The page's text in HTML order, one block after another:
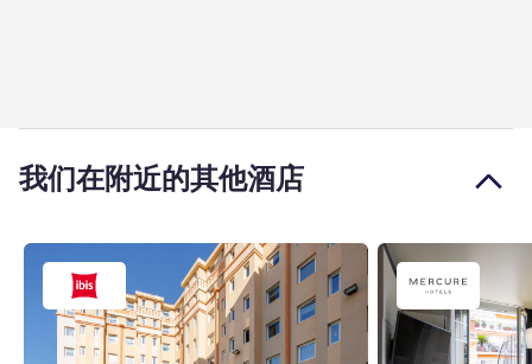
我们在附近的其他酒店